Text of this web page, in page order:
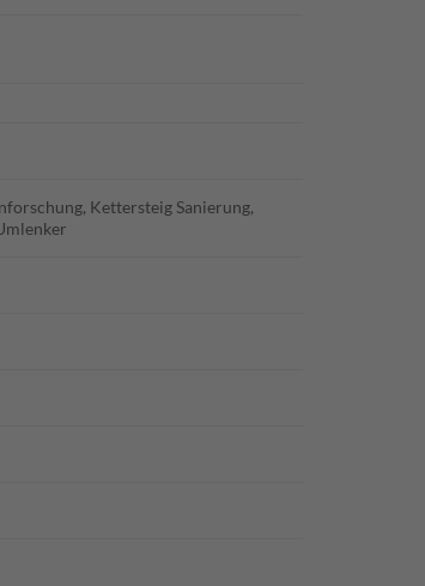
Kettersteig Sanierung,